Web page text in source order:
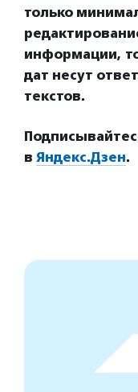
только
информации,
дат несут
текстов.
в Яндекс.Дзен.